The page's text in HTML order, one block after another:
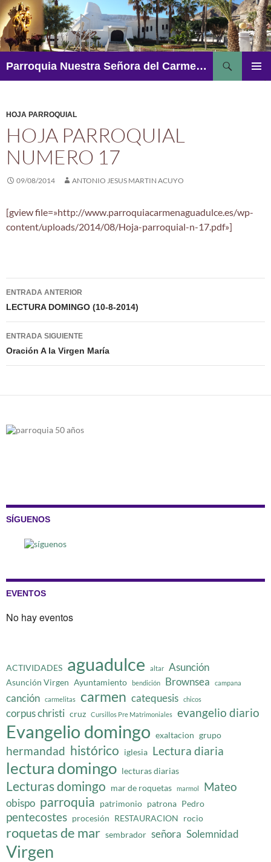
Saltar
al
contenido
Parroquia Nuestra Señora del Carmen – Aguadulce
HOJA PARROQUIAL
HOJA PARROQUIAL
NUMERO 17
09/08/2014 ANTONIO JESUS MARTIN ACUYO
[gview file=»http://www.parroquiacarmenaguadulce.es/wp-
content/uploads/2014/08/Hoja-parroquial-n-17.pdf»]
Navegación
de
entradas
ENTRADA ANTERIOR
LECTURA DOMINGO (10-8-2014)
ENTRADA SIGUIENTE
Oración A la Virgen María
SÍGUENOS
EVENTOS
No hay eventos
ACTIVIDADES aguadulce altar Asunción
Asunción Virgen Ayuntamiento bendición Brownsea campana
canción carmelitas carmen catequesis chicos
corpus christi cruz Cursillos Pre Matrimoniales evangelio diario
Evangelio domingo exaltacion grupo
hermandad histórico iglesia Lectura diaria
lectura domingo lecturas diarias
Lecturas domingo mar de roquetas marmol Mateo
obispo parroquia patrimonio patrona Pedro
pentecostes procesión RESTAURACION rocio
roquetas de mar sembrador señora Solemnidad
Virgen